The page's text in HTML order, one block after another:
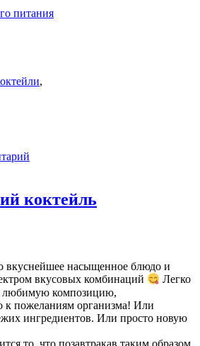
питания
,
коктейль
насыщенное блюдо и
вкусовых комбинаций
Легко
любимую композицию,
к пожеланиям организма! Или
ингредиентов. Или просто новую
то, что позавтракав таким образом